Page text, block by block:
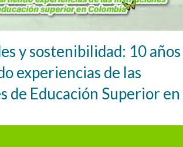
y sostenibilidad: 10 años
experiencias de las
de Educación Superior en